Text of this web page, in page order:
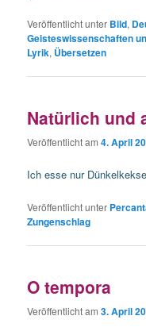
Veröffentlicht unter Bild,
Geisteswissenschaften
Lyrik, Übersetzen
Natürlich und
Veröffentlicht am4. April
Ich esse nur
Veröffentlicht unter
Zungenschlag
O tempora
Veröffentlicht am3. April